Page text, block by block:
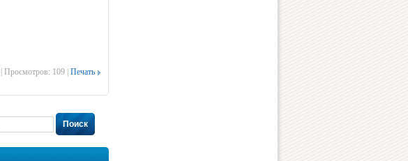
Просмотров: 109 | Печать
Поиск